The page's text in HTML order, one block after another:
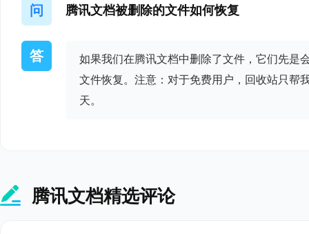
腾讯文档 3.0.6
- 进一步优化性能，
腾讯文档 3.0.5
- 全新 Office 文件创
问 腾讯文档被删除的文件如何恢复
答
如果我们在腾讯文档中删除了文件，它们先是
文件恢复。注意：对于免费用户，回收站只帮
天。
腾讯文档精选评论